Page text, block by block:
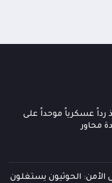
رداً عسكرياً موحداً على
محاور
الحوثيون يستغلون